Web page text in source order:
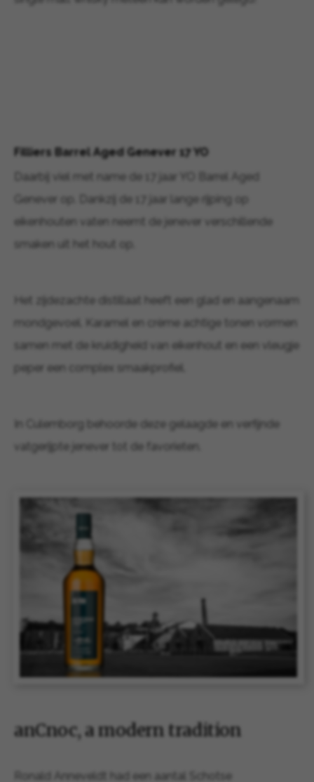
Filliers Barrel Aged Genever 17 YO
Daarbij viel met name de 17 jaar YO Barrel Aged
Genever op. Dankzij de 17 jaar lange rijping op
eikenhouten vaten neemt de jenever verschillende
smaken uit het hout op.
Het zijdezachte distillaat heeft een glad en aangenaam
mondgevoel. Karamel en crème achtige tonen vormen
samen met de kruidigheid van eikenhout en een vleugje
peper een complex smaakprofiel.
In Culemborg behoorde deze gelaagde en verfijnde
vatgerijpte jenever tot de favorieten.
anCnoc, a modern tradition
Ronald Anneveldt had een aantal Schotse